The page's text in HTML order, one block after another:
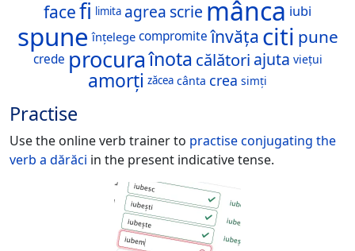
facefi limita agrea scrie mânca iubi
spune înțelege compromite învăța citi pune
crede procuraînota călători ajuta viețui
amorți zăcea cânta crea simți
Practise
Use the online verb trainer to practise conjugating the
verb a dărăci in the present indicative tense.